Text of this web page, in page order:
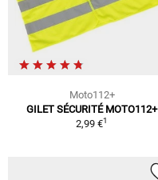
Moto112+
GILET SÉCURITÉ MOTO112+
2,99 €1